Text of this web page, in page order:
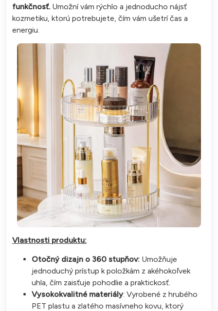
funkčnosť. Umožní vám rýchlo a jednoducho nájsť
kozmetiku, ktorú potrebujete, čím vám ušetrí čas a
energiu.
Vlastnosti produktu:
Otočný dizajn o 360 stupňov: Umožňuje
jednoduchý prístup k položkám z akéhokoľvek
uhla, čím zaisťuje pohodlie a praktickosť.
Vysokokvalitné materiály: Vyrobené z hrubého
PET plastu a zlatého masívneho kovu, ktorý